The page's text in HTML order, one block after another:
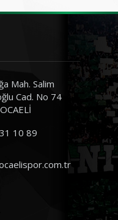
Mah. Salim
Cad. No 74
10 89